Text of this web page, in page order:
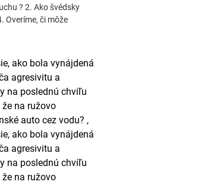
? 2. Ako švédsky
Overíme, či môže
ako bola vynájdená
agresivitu a
na poslednú chvíľu
na ružovo
auto cez vodu? ,
ako bola vynájdená
agresivitu a
na poslednú chvíľu
na ružovo